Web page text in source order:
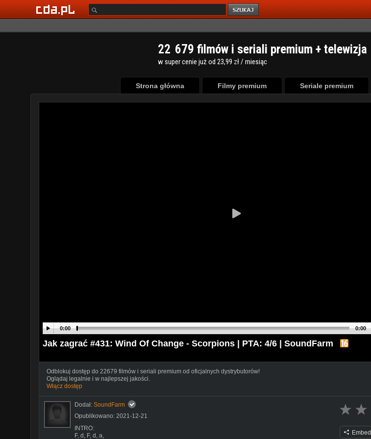
22 679 filmów i seriali premium + telewizja
w super cenie już od 23,99 zł / miesiąc
Strona główna Filmy premium Seriale premium
0:00 0:00
Jak zagrać #431: Wind Of Change - Scorpions | PTA: 4/6 | SoundFarm
Odblokuj dostęp do 22679 filmów i seriali premium od oficjalnych dystrybutorów!
Oglądaj legalnie i w najlepszej jakości.
Włącz dostęp
Dodał: SoundFarm
Opublikowano: 2021-12-21
INTRO:
F, d, F, d, a,
Embed